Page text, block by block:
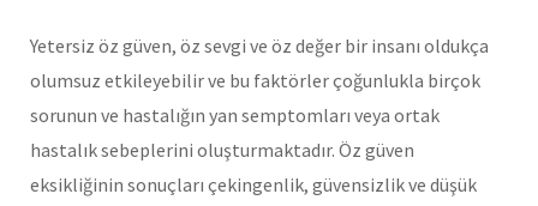
Yetersiz öz güven, öz sevgi ve öz değer bir insanı oldukça
olumsuz etkileyebilir ve bu faktörler çoğunlukla birçok
sorunun ve hastalığın yan semptomları veya ortak
hastalık sebeplerini oluşturmaktadır. Öz güven
eksikliğinin sonuçları çekingenlik, güvensizlik ve düşük